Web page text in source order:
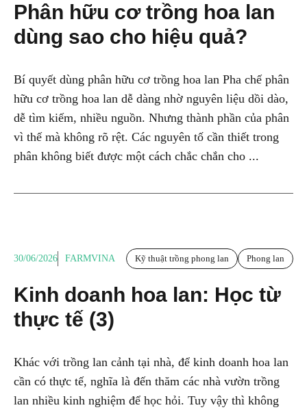
Phân hữu cơ trồng hoa lan
dùng sao cho hiệu quả?
Bí quyết dùng phân hữu cơ trồng hoa lan Pha chế phân
hữu cơ trồng hoa lan dễ dàng nhờ nguyên liệu dồi dào,
dễ tìm kiếm, nhiều nguồn. Nhưng thành phần của phân
vì thế mà không rõ rệt. Các nguyên tố cần thiết trong
phân không biết được một cách chắc chắn cho ...
30/06/2026 FARMVINA Kỹ thuật trồng phong lan Phong lan
Kinh doanh hoa lan: Học từ
thực tế (3)
Khác với trồng lan cảnh tại nhà, để kinh doanh hoa lan
cần có thực tế, nghĩa là đến thăm các nhà vườn trồng
lan nhiều kinh nghiệm để học hỏi. Tuy vậy thì không